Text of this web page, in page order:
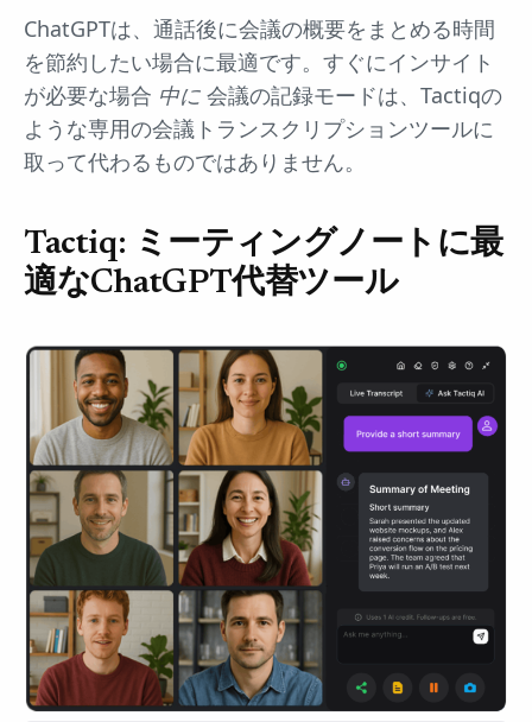
ChatGPTは、通話後に会議の概要をまとめる時間
を節約したい場合に最適です。すぐにインサイト
が必要な場合 中に 会議の記録モードは、Tactiqの
ような専用の会議トランスクリプションツールに
取って代わるものではありません。
Tactiq: ミーティングノートに最
適なChatGPT代替ツール